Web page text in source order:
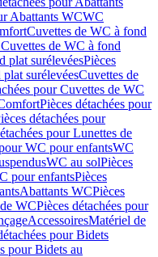
Abattants WCWC
Cuvettes de WC à fond
de WC à fond
plat surélevéesPièces
surélevéesCuvettes de
pour Cuvettes de WC
Pièces détachées pour
détachées pour
pour Lunettes de
WC pour enfantsWC
WC au solPièces
pour enfantsPièces
Abattants WCPièces
WCPièces détachées pour
AccessoiresMatériel de
pour Bidets
pour Bidets au